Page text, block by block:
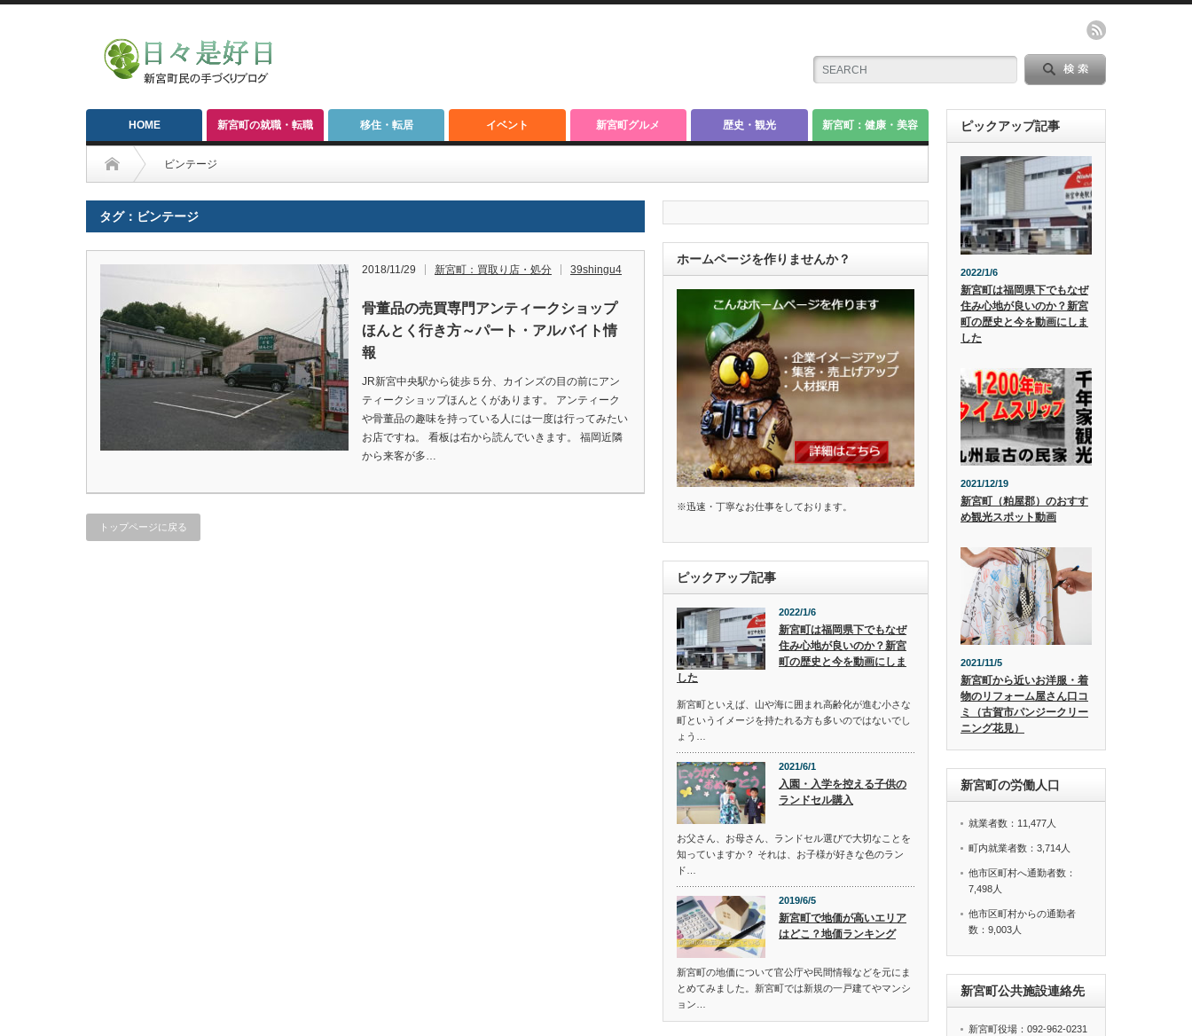
HOME 新宮町の就職・転職 移住・転居 イベント 新宮町グルメ 歴史・観光 新宮町：健康・美容
ビンテージ
タグ：ビンテージ
2018/11/29 新宮町：買取り店・処分 39shingu4
骨董品の売買専門アンティークショップ
ほんとく行き方～パート・アルバイト情
報
JR新宮中央駅から徒歩５分、カインズの目の前にアン
ティークショップほんとくがあります。 アンティーク
や骨董品の趣味を持っている人には一度は行ってみたい
お店ですね。 看板は右から読んでいきます。 福岡近隣
から来客が多…
トップページに戻る
ホームページを作りませんか？
※迅速・丁寧なお仕事をしております。
ピックアップ記事
2022/1/6
新宮町は福岡県下でもなぜ
住み心地が良いのか？新宮
町の歴史と今を動画にしま
した
新宮町といえば、山や海に囲まれ高齢化が進む小さな
町というイメージを持たれる方も多いのではないでし
ょう…
2021/6/1
入園・入学を控える子供の
ランドセル購入
お父さん、お母さん、ランドセル選びで大切なことを
知っていますか？ それは、お子様が好きな色のラン
ド…
2019/6/5
新宮町で地価が高いエリア
はどこ？地価ランキング
新宮町の地価について官公庁や民間情報などを元にま
とめてみました。新宮町では新規の一戸建てやマンシ
ョン…
ピックアップ記事
2022/1/6
新宮町は福岡県下でもなぜ
住み心地が良いのか？新宮
町の歴史と今を動画にしま
した
2021/12/19
新宮町（粕屋郡）のおすす
め観光スポット動画
2021/11/5
新宮町から近いお洋服・着
物のリフォーム屋さん口コ
ミ（古賀市パンジークリー
ニング花見）
新宮町の労働人口
就業者数：11,477人
町内就業者数：3,714人
他市区町村へ通勤者数：
7,498人
他市区町村からの通勤者
数：9,003人
新宮町公共施設連絡先
新宮町役場：092-962-0231